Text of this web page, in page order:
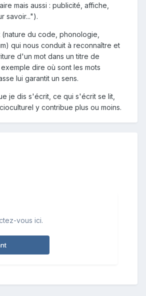
mais aussi : publicité, affiche,
savoir...").
du code, phonologie,
qui nous conduit à reconnaître et
d'un mot dans un titre de
dire où sont les mots
lui garantit un sens.
je dis s'écrit, ce qui s'écrit se lit,
y contribue plus ou moins.
vous ici.